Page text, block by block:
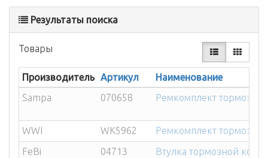
Результаты поиска
Товары
Производитель Артикул
Наименование
Sampa
070658 Ремкомплект
WWI WK5962
Ремкомплект
FeBi
04713
Втулка тормозной